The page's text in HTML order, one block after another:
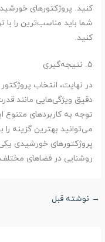
کنید. پروژکتورهای
شما باید مناسب‌ترین را
کنید.
۵. نتیجه‌گیری
در نهایت، انتخاب
دقیق ویژگی‌هایی مانند
توجه به کاربردهای متنوع
می‌توانید بهترین گزینه را
پروژکتورهای خورشیدی یکی
روشنایی در فضاهای
→ نوشته قبل